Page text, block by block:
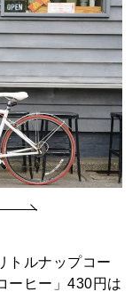
トルナップコー
ーヒー」430円は